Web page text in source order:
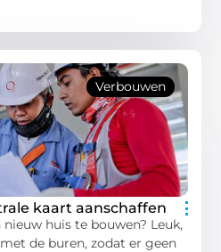
Verbouwen
kaart aanschaffen
huis te bouwen? Leuk,
de buren, zodat er geen